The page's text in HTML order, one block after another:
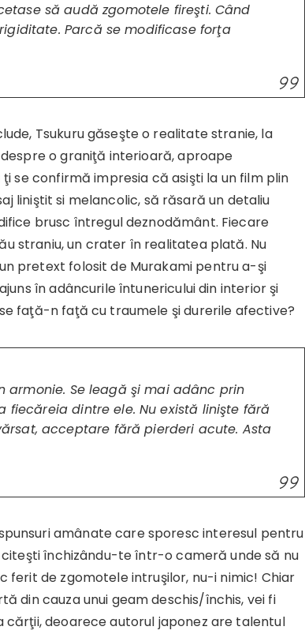
să audă zgomotele fireşti. Când
Parcă se modificase forţa
Tsukuru găseşte o realitate stranie, la
o graniţă interioară, aproape
se confirmă impresia că asişti la un film plin
liniştit si melancolic, să răsară un detaliu
brusc întregul deznodământ. Fiecare
straniu, un crater în realitatea plată. Nu
pretext folosit de Murakami pentru a-şi
în adâncurile întunericului din interior şi
faţă-n faţă cu traumele şi durerile afective?
armonie. Se leagă şi mai adânc prin
fiecăreia dintre ele. Nu există linişte fără
acceptare fără pierderi acute. Asta
amânate care sporesc interesul pentru
închizându-te într-o cameră unde să nu
ferit de zgomotele intruşilor, nu-i nimic! Chiar
din cauza unui geam deschis/închis, vei fi
deoarece autorul japonez are talentul